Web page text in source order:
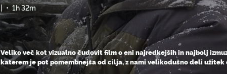
| • 1h 32m
Veliko več kot vizualno čudovit film o eni najredkejših in najbolj
katerem je pot pomembnejša od cilja, z nami velikodušno deli užitek